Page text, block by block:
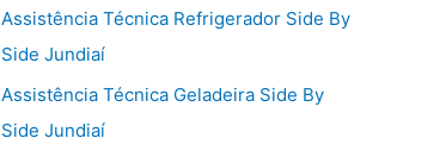
Assistência Técnica Refrigerador Side By
Side Jundiaí
Assistência Técnica Geladeira Side By
Side Jundiaí